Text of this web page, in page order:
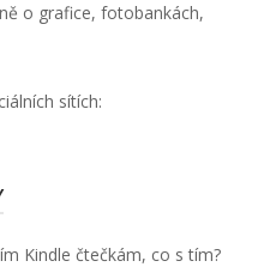
o grafice, fotobankách,
sítích:
Kindle čtečkám, co s tím?